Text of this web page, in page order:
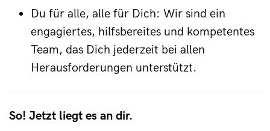
Du für alle, alle für Dich: Wir sind ein
engagiertes, hilfsbereites und kompetentes
Team, das Dich jederzeit bei allen
Herausforderungen unterstützt.
So! Jetzt liegt es an dir.